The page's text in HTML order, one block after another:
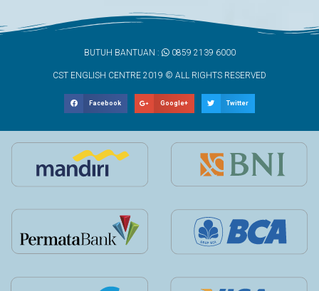
BUTUH BANTUAN : 0859 2139 6000
CST ENGLISH CENTRE 2019 © ALL RIGHTS RESERVED
Facebook Google+ Twitter